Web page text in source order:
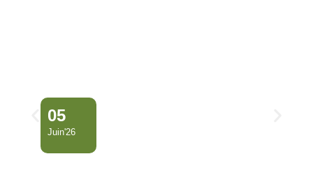
05
Juin'26